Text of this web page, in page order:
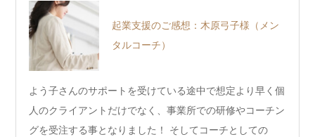
起業支援のご感想：木原弓子様（メン
タルコーチ）
よう子さんのサポートを受けている途中で想定より早く個
人のクライアントだけでなく、事業所での研修やコーチン
グを受注する事となりました！ そしてコーチとしての